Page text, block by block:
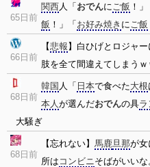
65日前
関西人「 おでんにご飯 ！」
飯 ！」「 お好み焼き にご飯
66日前
【悲報 】白ひげとロジャ
肢を全て間違えてしまう
68日前
韓国 人「 日本で食べた大根
本人が選んだおでんの具
大騒ぎ
68日前
【忘れない】 馬鹿旦那が女
所は コンビニそばがいいな